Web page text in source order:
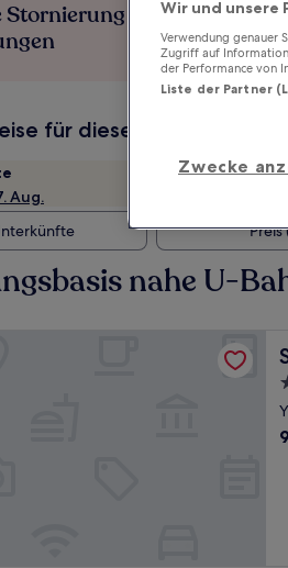
bei
für diese Daten
Aug.
Preis
nahe U-
Wir und unsere
Verwendung genauer
Zugriff auf
der Performance von
Liste der Partner
Zwecke